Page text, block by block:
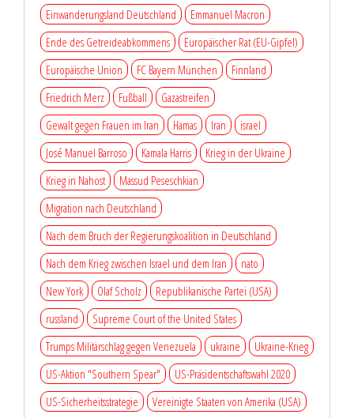
Einwanderungsland Deutschland
Emmanuel Macron
Ende des Getreideabkommens
Europäischer Rat (EU-Gipfel)
Europäische Union
FC Bayern München
Finnland
Friedrich Merz
Fußball
Gazastreifen
Gewalt gegen Frauen im Iran
Hamas Iran
israel
José Manuel Barroso
Kamala Harris
Krieg in der Ukraine
Krieg in Nahost
Massud Peseschkian
Migration nach Deutschland
Nach dem Bruch der Regierungskoalition in Deutschland
Nach dem Krieg zwischen Israel und dem Iran
nato
New York
Olaf Scholz
Republikanische Partei (USA)
russland
Supreme Court of the United States
Trumps Militärschlag gegen Venezuela
ukraine
Ukraine-Krieg
US-Aktion "Southern Spear"
US-Präsidentschaftswahl 2020
US-Sicherheitsstrategie
Vereinigte Staaten von Amerika (USA)